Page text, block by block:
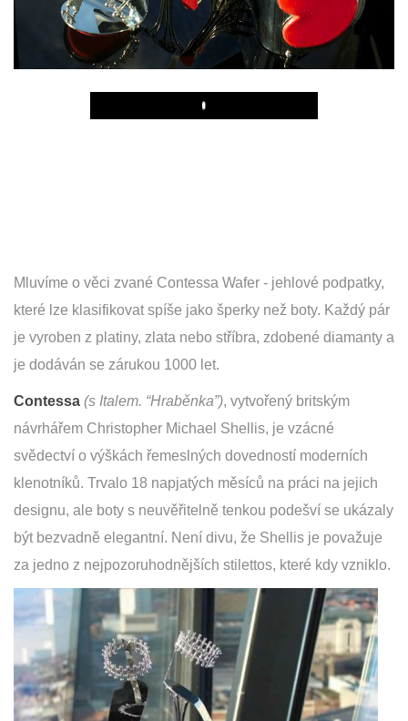
Play
Mluvíme o věci zvané Contessa Wafer - jehlové podpatky,
které lze klasifikovat spíše jako šperky než boty. Každý pár
je vyroben z platiny, zlata nebo stříbra, zdobené diamanty a
je dodáván se zárukou 1000 let.
Contessa (s Italem. “Hraběnka”), vytvořený britským
návrhářem Christopher Michael Shellis, je vzácné
svědectví o výškách řemeslných dovedností moderních
klenotníků. Trvalo 18 napjatých měsíců na práci na jejich
designu, ale boty s neuvěřitelně tenkou podešví se ukázaly
být bezvadně elegantní. Není divu, že Shellis je považuje
za jedno z nejpozoruhodnějších stilettos, které kdy vzniklo.